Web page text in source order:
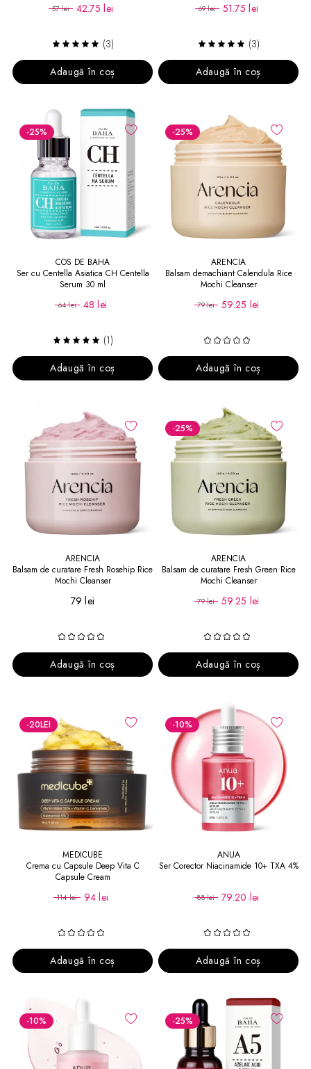
57 lei 42.75 lei
(3)
Adaugă în coș
69 lei 51.75 lei
(3)
Adaugă în coș
-25%
COS DE BAHA
Ser cu Centella Asiatica CH Centella
Serum 30 ml
64 lei 48 lei
(1)
Adaugă în coș
-25%
ARENCIA
Balsam demachiant Calendula Rice
Mochi Cleanser
79 lei 59.25 lei
Adaugă în coș
ARENCIA
Balsam de curatare Fresh Rosehip Rice
Mochi Cleanser
79 lei
Adaugă în coș
-25%
ARENCIA
Balsam de curatare Fresh Green Rice
Mochi Cleanser
79 lei 59.25 lei
Adaugă în coș
-20LEI
MEDICUBE
Crema cu Capsule Deep Vita C
Capsule Cream
114 lei 94 lei
Adaugă în coș
-10%
ANUA
Ser Corector Niacinamide 10+ TXA 4%
88 lei 79.20 lei
Adaugă în coș
-10% -25%